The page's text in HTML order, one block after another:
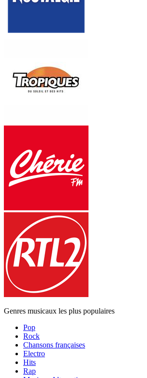
Genres musicaux les plus populaires
Pop
Rock
Chansons françaises
Electro
Hits
Rap